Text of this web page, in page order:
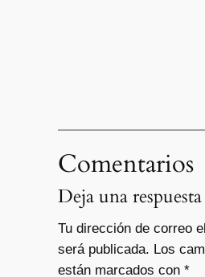
Comentarios
Deja una respuesta
Tu dirección de correo
será publicada. Los
están marcados con *